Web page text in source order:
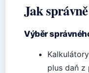
Jak
Výběr
plus daň z